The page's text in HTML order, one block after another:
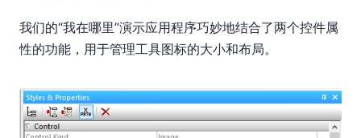
我们的“我在哪里”演示应用程序巧妙地结合了两个控件属
性的功能，用于管理工具图标的大小和布局。